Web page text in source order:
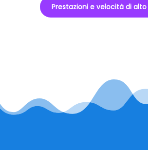
Prestazioni e velocità di alto